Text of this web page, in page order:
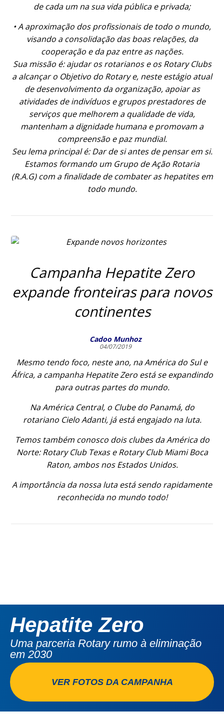
de cada um na sua vida pública e privada;
• A aproximação dos profissionais de todo o mundo,
visando a consolidação das boas relações, da
cooperação e da paz entre as nações.
Sua missão é: ajudar os rotarianos e os Rotary Clubs
a alcançar o Objetivo do Rotary e, neste estágio atual
de desenvolvimento da organização, apoiar as
atividades de indivíduos e grupos prestadores de
serviços que melhorem a qualidade de vida,
mantenham a dignidade humana e promovam a
compreensão e paz mundial.
Seu lema principal é: Dar de si antes de pensar em si.
Estamos formando um Grupo de Ação Rotaria
(R.A.G) com a finalidade de combater as hepatites em
todo mundo.
Campanha Hepatite Zero
expande fronteiras para novos
continentes
Cadoo Munhoz
04/07/2019
Mesmo tendo foco, neste ano, na América do Sul e
África, a campanha Hepatite Zero está se expandindo
para outras partes do mundo.
Na América Central, o Clube do Panamá, do
rotariano Cielo Adanti, já está engajado na luta.
Temos também conosco dois clubes da América do
Norte: Rotary Club Texas e Rotary Club Miami Boca
Raton, ambos nos Estados Unidos.
A importância da nossa luta está sendo rapidamente
reconhecida no mundo todo!
Hepatite Zero
Uma parceria Rotary rumo à eliminação
em 2030
VER FOTOS DA CAMPANHA